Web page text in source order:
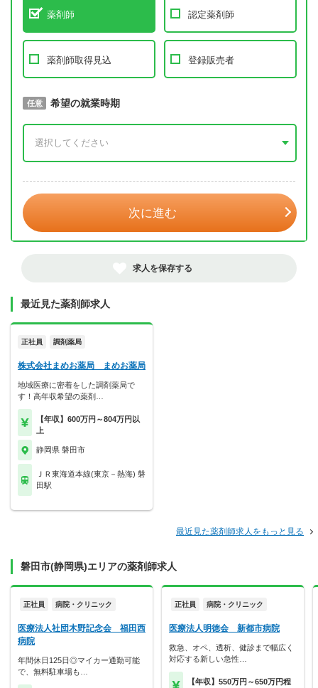
薬剤師 認定薬剤師
薬剤師取得見込 登録販売者
必須 取得予定年
任意 希望の就業時期
次に進む
求人を保存する
最近見た薬剤師求人
正社員 調剤薬局
株式会社まめお薬局 まめお薬局
地域医療に密着をした調剤薬局で
す！高年収希望の薬剤…
【年収】600万円～804万円以
上
静岡県 磐田市
ＪＲ東海道本線(東京－熱海) 磐
田駅
最近見た薬剤師求人をもっと見る
磐田市(静岡県)エリアの薬剤師求人
正社員 病院・クリニック
医療法人社団木野記念会 福田西
病院
年間休日125日◎マイカー通勤可能
で、無料駐車場も…
正社員 病院・クリニック
医療法人明徳会 新都市病院
救急、オペ、透析、健診まで幅広く
対応する新しい急性…
【年収】550万円～650万円程